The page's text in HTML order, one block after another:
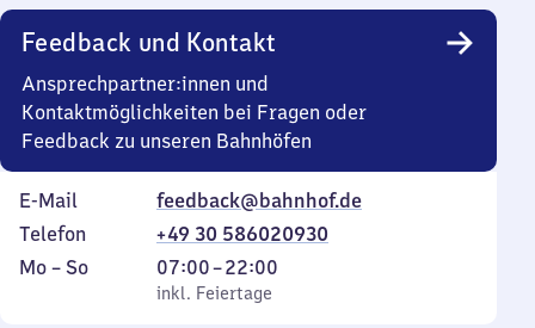
Feedback und Kontakt
Ansprechpartner:innen und
Kontaktmöglichkeiten bei Fragen oder
Feedback zu unseren Bahnhöfen
E-Mail
feedback@bahnhof.de
Telefon
+49 30 586020930
Montag
Mo – So,
inkl. Feiertage
07:00–22:00
Von
7
inkl. Feiertage